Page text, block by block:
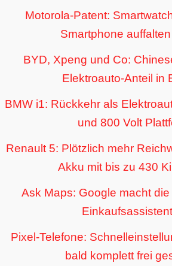
Motorola-Patent:
Smartphone
BYD, Xpeng und Co:
Elektroauto-Anteil in
BMW i1: Rückkehr als
und 800 Volt
Renault 5: Plötzlich mehr
Akku mit bis zu 430
Ask Maps: Google macht
Pixel-Telefone:
bald komplett frei